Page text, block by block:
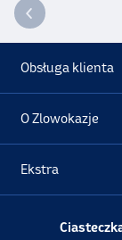
Obsługa klienta
O Zlowokazje
Ekstra
Promocje